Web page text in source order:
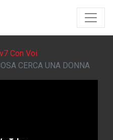
Con Voi
CERCA UNA DONNA